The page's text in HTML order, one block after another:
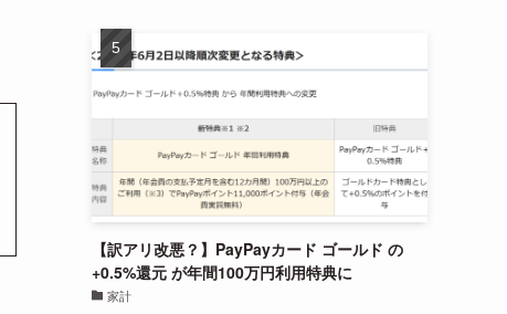
【訳アリ改悪？】PayPayカード ゴールド の
+0.5%還元 が年間100万円利用特典に
家計